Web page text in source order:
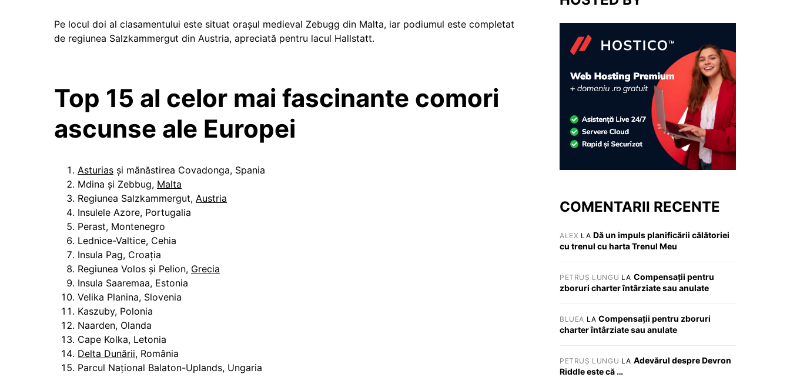
Pe locul doi al clasamentului este situat oraşul medieval Zebugg din Malta, iar podiumul este completat
de regiunea Salzkammergut din Austria, apreciată pentru lacul Hallstatt.
Top 15 al celor mai fascinante comori
ascunse ale Europei
Asturias şi mănăstirea Covadonga, Spania
Mdina şi Zebbug, Malta
Regiunea Salzkammergut, Austria
Insulele Azore, Portugalia
Perast, Montenegro
Lednice-Valtice, Cehia
Insula Pag, Croaţia
Regiunea Volos şi Pelion, Grecia
Insula Saaremaa, Estonia
Velika Planina, Slovenia
Kaszuby, Polonia
Naarden, Olanda
Cape Kolka, Letonia
Delta Dunării, România
Parcul Naţional Balaton-Uplands, Ungaria
COMENTARII RECENTE
ALEX LA Dă un impuls planificării călătoriei
cu trenul cu harta Trenul Meu
PETRUȘ LUNGU LA Compensații pentru
zboruri charter întârziate sau anulate
BLUEA LACompensații pentru zboruri
charter întârziate sau anulate
PETRUȘ LUNGU LA Adevărul despre Devron
Riddle este că …